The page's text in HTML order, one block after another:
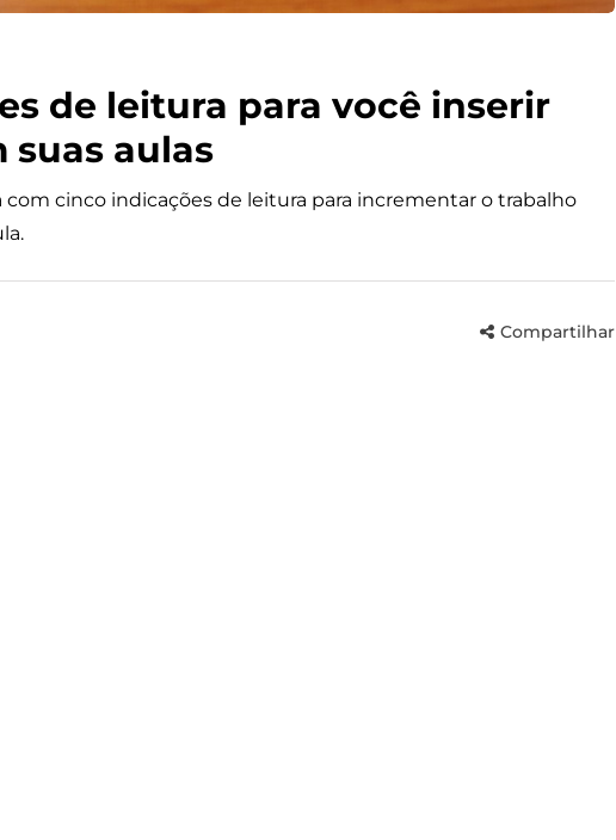
de leitura para você inserir
suas aulas
com cinco indicações de leitura para incrementar o trabalho
Compartilhar